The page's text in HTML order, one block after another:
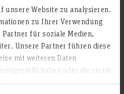
Website zu analysieren.
zu Ihrer Verwendung
für soziale Medien,
Unsere Partner führen diese
mit weiteren Daten
haben oder die sie im
Betriebswirtschaftslehre